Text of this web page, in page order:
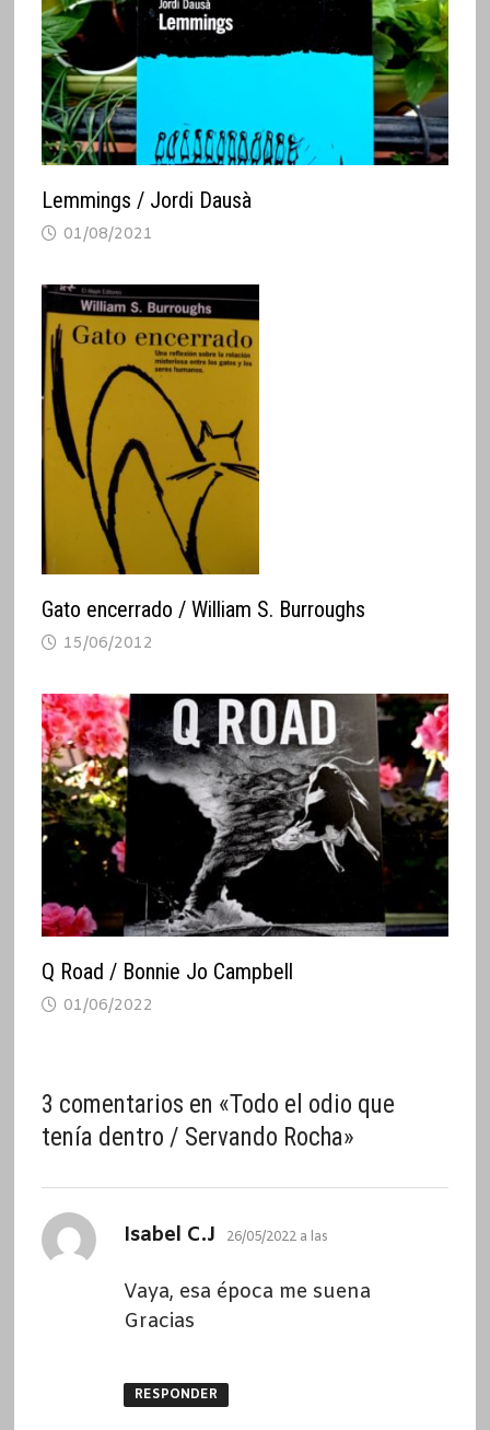
Lemmings / Jordi Dausà
01/08/2021
Gato encerrado / William S. Burroughs
15/06/2012
Q Road / Bonnie Jo Campbell
01/06/2022
3 comentarios en «Todo el odio que
tenía dentro / Servando Rocha»
Isabel C.J dice:
26/05/2022 a las
Vaya, esa época me suena
Gracias
RESPONDER